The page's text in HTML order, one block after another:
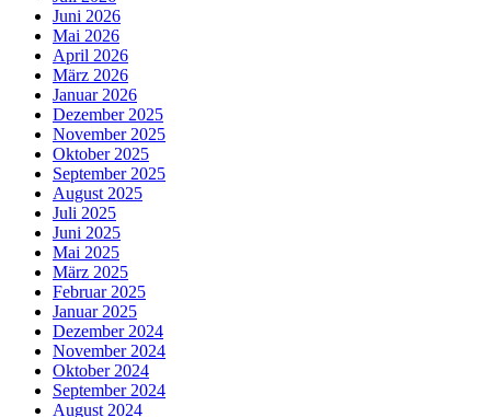
Juni 2026
Mai 2026
April 2026
März 2026
Januar 2026
Dezember 2025
November 2025
Oktober 2025
September 2025
August 2025
Juli 2025
Juni 2025
Mai 2025
März 2025
Februar 2025
Januar 2025
Dezember 2024
November 2024
Oktober 2024
September 2024
August 2024